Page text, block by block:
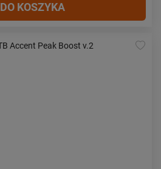
DO KOSZYKA